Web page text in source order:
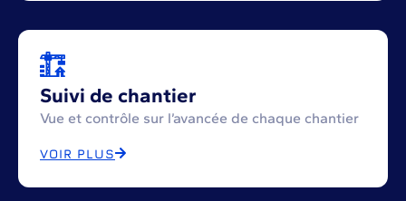
Suivi de chantier
Vue et contrôle sur l’avancée de chaque chantier
VOIR PLUS